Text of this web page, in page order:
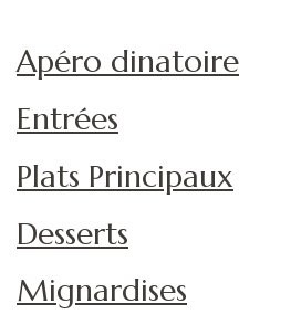
Apéro dinatoire
Entrées
Plats Principaux
Desserts
Mignardises